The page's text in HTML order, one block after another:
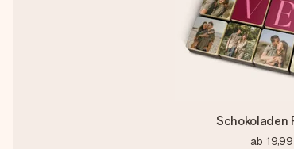
Schokoladen
ab 19,99